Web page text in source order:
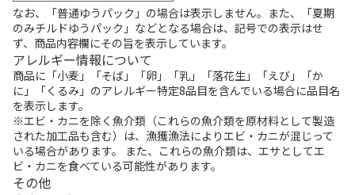
なお、「普通ゆうパック」の場合は表示しません。また、「夏期
のみチルドゆうパック」などとなる場合は、記号での表示はせ
ず、商品内容欄にその旨を表示しています。
アレルギー情報について
商品に「小麦」「そば」「卵」「乳」「落花生」「えび」「か
に」「くるみ」のアレルギー特定8品目を含んでいる場合に品目名
を表示します。
※エビ・カニを除く魚介類（これらの魚介類を原材料として製造
された加工品も含む）は、漁獲漁法によりエビ・カニが混じって
いる場合があります。 また、これらの魚介類は、エサとしてエ
ビ・カニを食べている可能性があります。
その他